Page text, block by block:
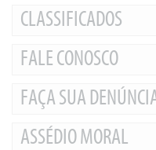
CLASSIFICADOS
FALE CONOSCO
FAÇA SUA
ASSÉDIO MORAL